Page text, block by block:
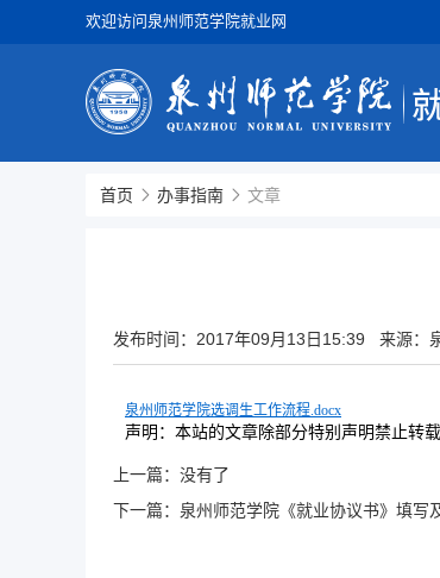
欢迎访问泉州师范学院就业网
首页 办事指南 文章
发布时间： 2017年09月13日15:39 来源：
泉州师范学院选调生工作流程.docx
声明：本站的文章除部分特别声明禁止转
上一篇：没有了
下一篇： 泉州师范学院《就业协议书》填写